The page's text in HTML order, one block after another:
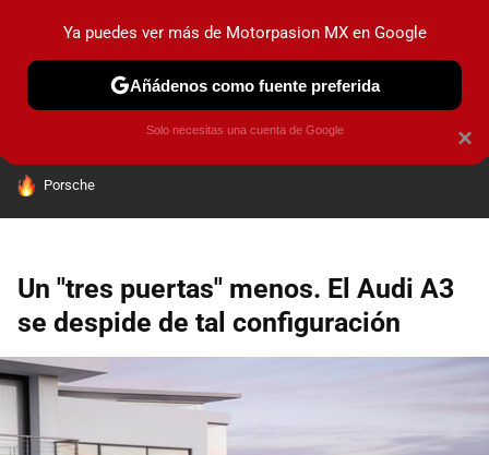
PRUEBAS INDUSTRIA HOY NO CIRCULA
HOY SE HABLA DE
Porsche
Un "tres puertas" menos. El Audi A3
se despide de tal configuración
×
Ya puedes ver más de Motorpasion MX en Google
Añádenos como fuente preferida
Solo necesitas una cuenta de Google